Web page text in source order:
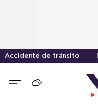
Accidente de tránsito